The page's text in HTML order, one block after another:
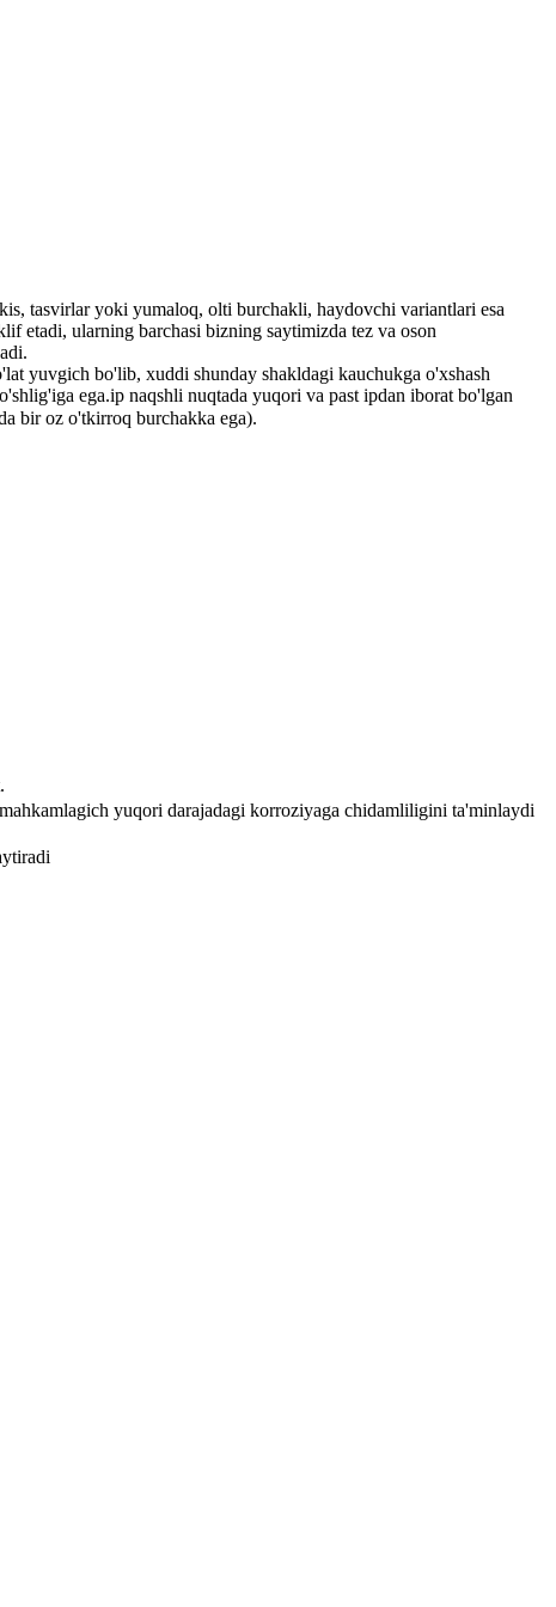
tasvirlar yoki yumaloq, olti burchakli, haydovchi variantlari esa
etadi, ularning barchasi bizning saytimizda tez va oson
yuvgich bo'lib, xuddi shunday shakldagi kauchukga o'xshash
ega.ip naqshli nuqtada yuqori va past ipdan iborat bo'lgan
bir oz o'tkirroq burchakka ega).
yuqori darajadagi korroziyaga chidamliligini ta'minlaydi